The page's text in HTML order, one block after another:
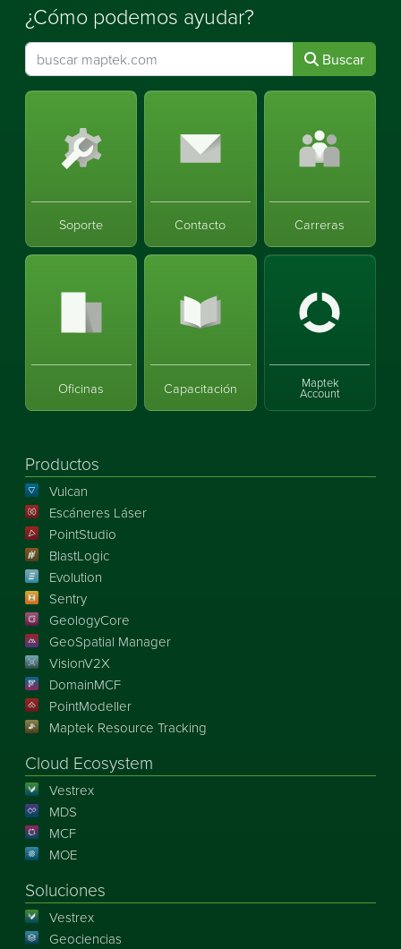
¿Cómo podemos ayudar?
Buscar
Soporte Contacto Carreras
Oficinas Capacitación Maptek
Account
Productos
Vulcan
Escáneres Láser
PointStudio
BlastLogic
Evolution
Sentry
GeologyCore
GeoSpatial Manager
VisionV2X
DomainMCF
PointModeller
Maptek Resource Tracking
Cloud Ecosystem
Vestrex
MDS
MCF
MOE
Soluciones
Vestrex
Geociencias